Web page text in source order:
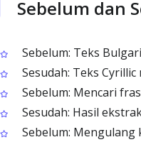
Sebelum dan
Sebelum: Teks
Sesudah: Teks
Sebelum: Mencari
Sesudah: Hasil
Sebelum: